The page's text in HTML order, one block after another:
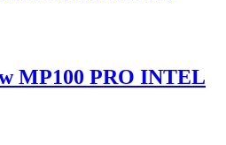
MP100 PRO INTEL